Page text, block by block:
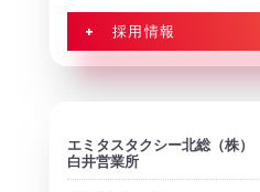
+ 採用情報
エミタスタクシー北総（株）
白井営業所